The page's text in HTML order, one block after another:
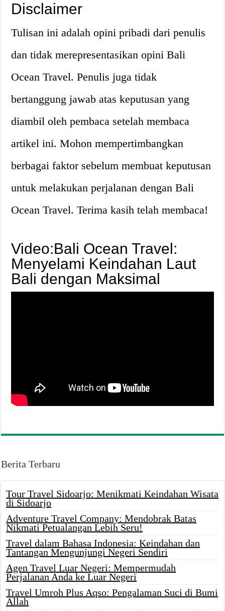
Disclaimer
Tulisan ini adalah opini pribadi dari penulis
dan tidak merepresentasikan opini Bali
Ocean Travel. Penulis juga tidak
bertanggung jawab atas keputusan yang
diambil oleh pembaca setelah membaca
artikel ini. Mohon mempertimbangkan
berbagai faktor sebelum membuat keputusan
untuk melakukan perjalanan dengan Bali
Ocean Travel. Terima kasih telah membaca!
Video:Bali Ocean Travel:
Menyelami Keindahan Laut
Bali dengan Maksimal
Berita Terbaru
Tour Travel Sidoarjo: Menikmati Keindahan Wisata
di Sidoarjo
Adventure Travel Company: Mendobrak Batas
Nikmati Petualangan Lebih Seru!
Travel dalam Bahasa Indonesia: Keindahan dan
Tantangan Mengunjungi Negeri Sendiri
Agen Travel Luar Negeri: Mempermudah
Perjalanan Anda ke Luar Negeri
Travel Umroh Plus Aqso: Pengalaman Suci di Bumi
Allah